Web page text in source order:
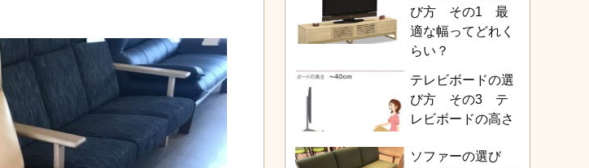
び方 その1 最
適な幅ってどれく
らい？
テレビボードの選
び方 その3 テ
レビボードの高さ
ソファーの選び